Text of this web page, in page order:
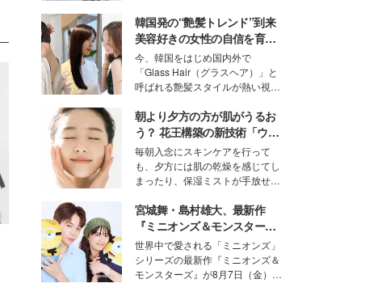
取締役兼クリエイティブディレク
ター・茅野しのぶ。一人ひとりの
個性に寄り添い、魅力を引き出す
衣装作りは、多くの女性たちに勇
気と自信を与え続けている。
韓国発の“艶髪トレンド”到来
美容好きの女性の自信を育む
「ヘアケア事情」って？
今、韓国をはじめ国内外で
「Glass Hair（グラスヘア）」と
呼ばれる艶髪スタイルが熱い視線
ションの完成度を高めるベースと
して、“髪そのものの美しさ”に改
めて注目する人が増えている様
子。今回は、そんな憧れの艶やか
な髪を日常で叶える、美容好きの
女性たちのヘアケア事情を紹介し
ます。
朝より夕方の方が肌がうるお
う？ 花王構築の新技術「ウォ
ーターキャプチャリングスキ
ン（捕水肌）」がスキンケア
の常識を変える予感
毎朝入念にスキンケアを行って
も、夕方には肌の乾燥を感じてし
まったり、保湿ミストが手放せな
な美容の常識を大きく変える可能
性を秘めた、革新的な「Water
Capturing Skin（ウォーターキャ
プチャリングスキン：捕水肌）」
技術を、花王が構築した。
宮城舞・島村雄大、最新作
『ミニオンズ＆モンスター
ズ』の魅力熱弁 ハチャメチャ
だけじゃない“友情と絆”に感
動
世界中で愛される「ミニオンズ」
シリーズの最新作『ミニオンズ＆
モンスターズ』が8月7日（金）に